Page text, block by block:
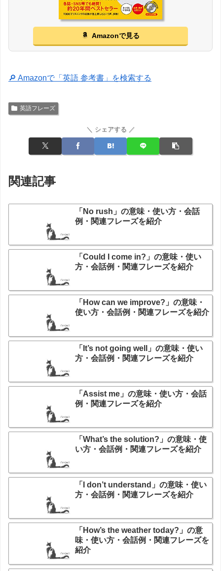
Amazonで見る
🔎 Amazonで「英語 参考書」を検索する
英語フレーズ
＼ シェアする ／
関連記事
「No rush」の意味・使い方・会話
例・関連フレーズを紹介
「Could I come in?」の意味・使い
方・会話例・関連フレーズを紹介
「How can we improve?」の意味・
使い方・会話例・関連フレーズを紹介
「It’s not going well」の意味・使い
方・会話例・関連フレーズを紹介
「Assist me」の意味・使い方・会話
例・関連フレーズを紹介
「What’s the solution?」の意味・使
い方・会話例・関連フレーズを紹介
「I don’t understand」の意味・使い
方・会話例・関連フレーズを紹介
「How’s the weather today?」の意
味・使い方・会話例・関連フレーズを
紹介